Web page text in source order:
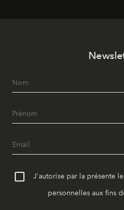
J'autorise par la présente
personnelles aux fins